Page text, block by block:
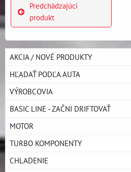
Predchádzajúci
produkt
AKCIA / NOVÉ PRODUKTY
HĽADAŤ PODĽA AUTA
VÝROBCOVIA
BASIC LINE - ZAČNI DRIFTOVAŤ
MOTOR
TURBO KOMPONENTY
CHLADENIE